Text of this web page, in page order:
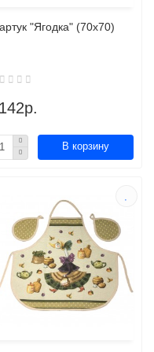
"Ягодка" (70х70)
В корзину